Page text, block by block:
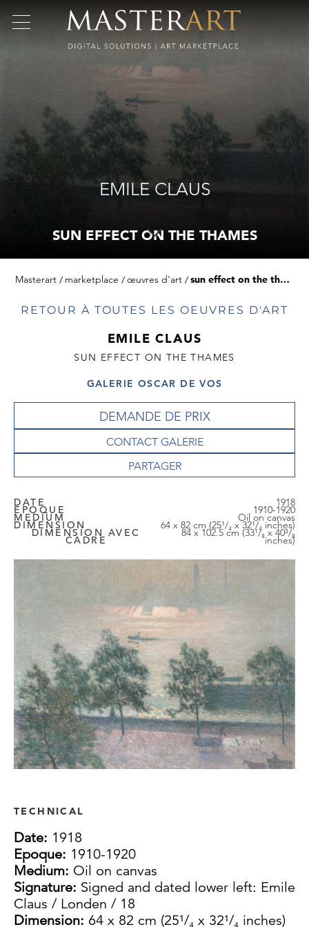
EMILE CLAUS
SUN EFFECT ON THE THAMES
Masterart marketplace œuvres d'art sun effect on the thames
RETOUR À TOUTES LES OEUVRES D'ART
EMILE CLAUS
SUN EFFECT ON THE THAMES
GALERIE OSCAR DE VOS
DEMANDE DE PRIX
CONTACT GALERIE
DATE 1918
EPOQUE 1910-1920
MEDIUM Oil on canvas
DIMENSION 64 x 82 cm (25¹/₄ x 32¹/₄ inches)
DIMENSION AVEC
CADRE
84 x 102.5 cm (33¹/₈ x 40³/₈
inches)
TECHNICAL
Date: 1918
Epoque: 1910-1920
Medium: Oil on canvas
Signature: Signed and dated lower left: Emile
Claus / Londen / 18
Dimension: 64 x 82 cm (25¹/₄ x 32¹/₄ inches)